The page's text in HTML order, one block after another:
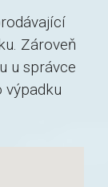
Zároveň
u správce
výpadku